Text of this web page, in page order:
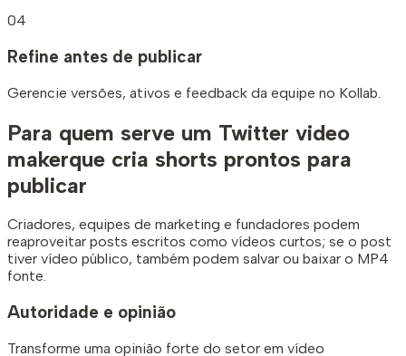
04
Refine antes de publicar
Gerencie versões, ativos e feedback da equipe no Kollab.
Para quem serve um Twitter video
makerque cria shorts prontos para
publicar
Criadores, equipes de marketing e fundadores podem
reaproveitar posts escritos como vídeos curtos; se o post
tiver vídeo público, também podem salvar ou baixar o MP4
fonte.
Autoridade e opinião
Transforme uma opinião forte do setor em vídeo